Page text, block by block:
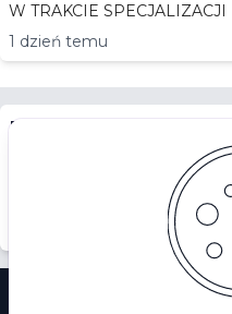
1 dzień temu
Rekrutujesz?
Dodaj ofertę dam